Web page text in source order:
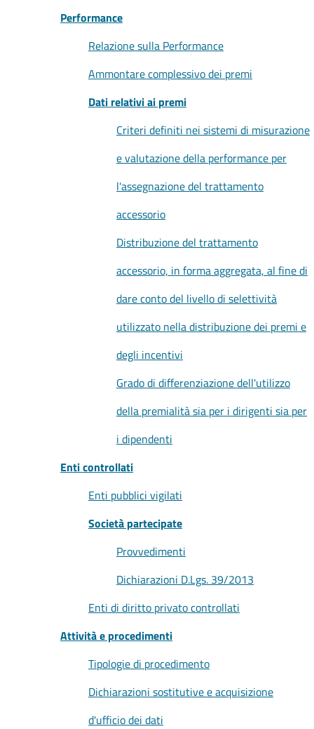
Performance
Relazione sulla Performance
Ammontare complessivo dei premi
Dati relativi ai premi
Criteri definiti nei sistemi di misurazione
e valutazione della performance per
l'assegnazione del trattamento
accessorio
Distribuzione del trattamento
accessorio, in forma aggregata, al fine di
dare conto del livello di selettività
utilizzato nella distribuzione dei premi e
degli incentivi
Grado di differenziazione dell'utilizzo
della premialità sia per i dirigenti sia per
i dipendenti
Enti controllati
Enti pubblici vigilati
Società partecipate
Provvedimenti
Dichiarazioni D.Lgs. 39/2013
Enti di diritto privato controllati
Attività e procedimenti
Tipologie di procedimento
Dichiarazioni sostitutive e acquisizione
d'ufficio dei dati